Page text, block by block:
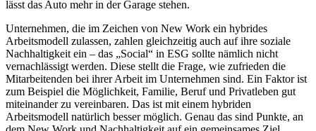
lässt das Auto mehr in der Garage stehen.
Unternehmen, die im Zeichen von New Work ein hybrides
Arbeitsmodell zulassen, zahlen gleichzeitig auch auf ihre soziale
Nachhaltigkeit ein – das „Social“ in ESG sollte nämlich nicht
vernachlässigt werden. Diese stellt die Frage, wie zufrieden die
Mitarbeitenden bei ihrer Arbeit im Unternehmen sind. Ein Faktor ist
zum Beispiel die Möglichkeit, Familie, Beruf und Privatleben gut
miteinander zu vereinbaren. Das ist mit einem hybriden
Arbeitsmodell natürlich besser möglich. Genau das sind Punkte, an